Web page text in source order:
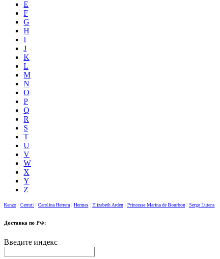
E
F
G
H
I
J
K
L
M
N
O
P
Q
R
S
T
U
V
W
X
Y
Z
Kenzo Cerruti Carolina Herrera Hermes Elizabeth Arden Princesse Marina de Bourbon Serge Lutens
Доставка по РФ:
Введите индекс